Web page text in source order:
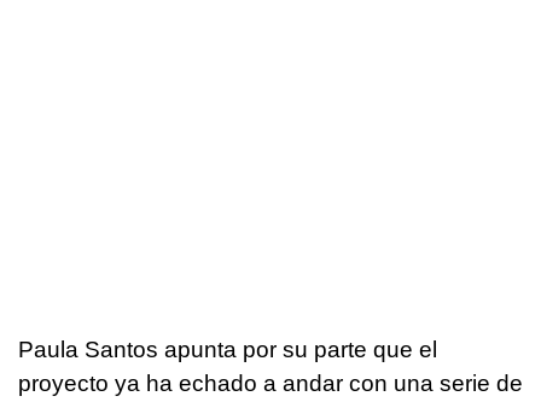
Paula Santos apunta por su parte que el
proyecto ya ha echado a andar con una serie de